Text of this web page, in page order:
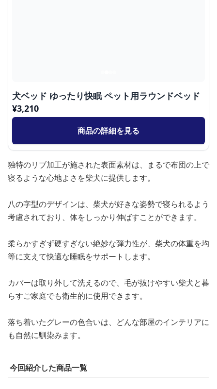
犬ベッド ゆったり快眠 ペット用ラウンドベッド
¥3,210
商品の詳細を見る
独特のリブ加工が施された表面素材は、まるで布団の上で
寝るような心地よさを柴犬に提供します。
八の字型のデザインは、柴犬が好きな姿勢で寝られるよう
考慮されており、体をしっかり伸ばすことができます。
柔らかすぎず硬すぎない絶妙な弾力性が、柴犬の体重を均
等に支えて快適な睡眠をサポートします。
カバーは取り外して洗えるので、毛が抜けやすい柴犬と暮
らすご家庭でも衛生的に使用できます。
落ち着いたグレーの色合いは、どんな部屋のインテリアに
も自然に馴染みます。
今回紹介した商品一覧